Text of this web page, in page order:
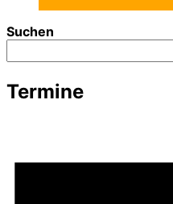
Suchen
Termine